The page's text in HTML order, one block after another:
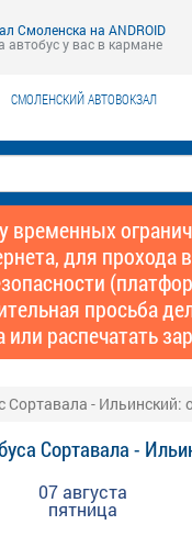
Смоленска на ANDROID
автобус у вас в кармане
СМОЛЕНСКИЙ АВТОВОКЗАЛ
временных
для прохода
просьба
распечатать
Сортавала - Ильинский:
Сортавала -
07 августа
пятница